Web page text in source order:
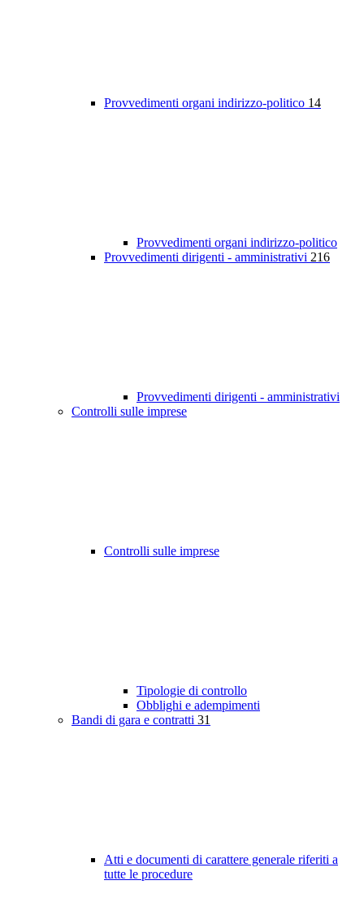
Provvedimenti organi indirizzo-politico 14
Provvedimenti organi indirizzo-politico
Provvedimenti dirigenti - amministrativi 216
Provvedimenti dirigenti - amministrativi
Controlli sulle imprese
Controlli sulle imprese
Tipologie di controllo
Obblighi e adempimenti
Bandi di gara e contratti 31
Atti e documenti di carattere generale riferiti a
tutte le procedure